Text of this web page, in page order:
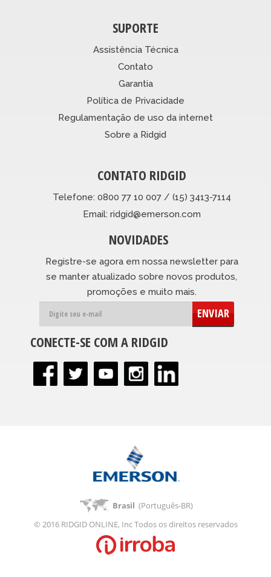
SUPORTE
Assistência Técnica
Contato
Garantia
Política de Privacidade
Regulamentação de uso da internet
Sobre a Ridgid
CONTATO RIDGID
Telefone: 0800 77 10 007 / (15) 3413-7114
Email: ridgid@emerson.com
NOVIDADES
Registre-se agora em nossa newsletter para
se manter atualizado sobre novos produtos,
promoções e muito mais.
ENVIAR
CONECTE-SE COM A RIDGID
Brasil (Português-BR)
© 2016 RIDGID ONLINE, Inc Todos os direitos reservados